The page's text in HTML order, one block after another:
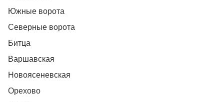
Южные ворота
Северные ворота
Битца
Варшавская
Новоясеневская
Орехово